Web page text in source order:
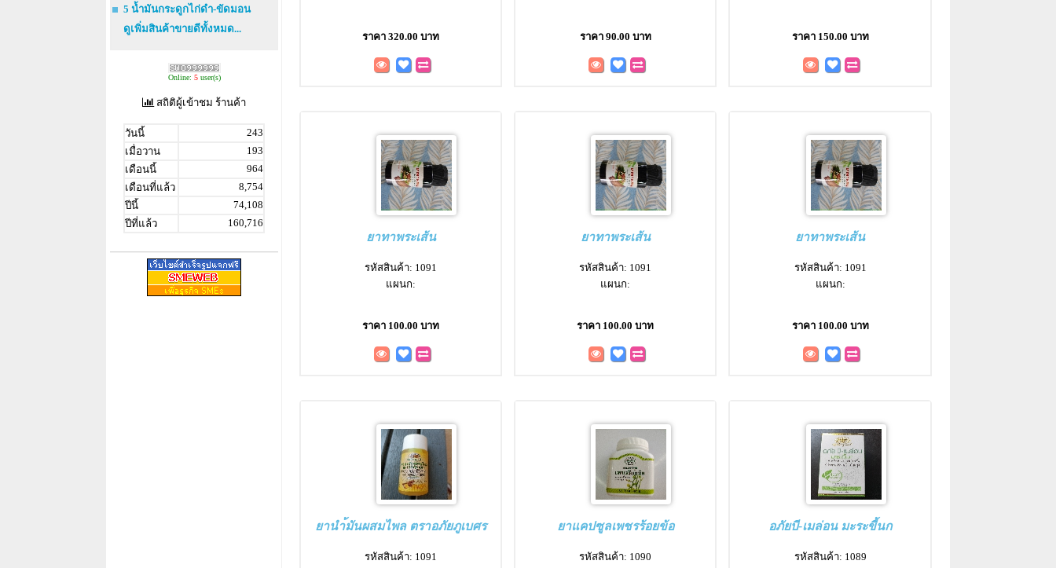
5 น้ำมันกระดูกไก่ดำ-ขัดมอน
ดูเพิ่มสินค้าขายดีทั้งหมด...
Online: 5user(s)
สถิติผู้เข้าชม ร้านค้า
วันนี้
243
เมื่อวาน
193
เดือนนี้
964
เดือนที่แล้ว
8,754
ปีนี้
74,108
ปีที่แล้ว
160,716
ราคา 320.00 บาท ราคา 90.00 บาท ราคา 150.00 บาท
ยาทาพระเส้น
รหัสสินค้า: 1091
แผนก:
ราคา 100.00 บาท
ยาทาพระเส้น
รหัสสินค้า: 1091
แผนก:
ราคา 100.00 บาท
ยาทาพระเส้น
รหัสสินค้า: 1091
แผนก:
ราคา 100.00 บาท
ยานำ้มันผสมไพล ตราอภัยภูเบศร
รหัสสินค้า: 1091
ยาแคปซูลเพชรร้อยข้อ
รหัสสินค้า: 1090
อภัยบี-เมล่อน มะระขี้นก
รหัสสินค้า: 1089